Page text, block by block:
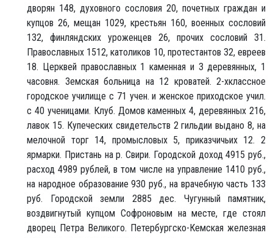
дворян 148, духовного сословия 20, почетных граждан и
купцов 26, мещан 1029, крестьян 160, военных сословий
132, финляндских уроженцев 26, прочих сословий 31.
Православных 1512, католиков 10, протестантов 32, евреев
18. Церквей православных 1 каменная и 3 деревянных, 1
часовня. Земская больница на 12 кроватей. 2-хклассное
городское училище с 71 учен. и женское приходское учил.
с 40 ученицами. Клуб. Домов каменных 4, деревянных 216,
лавок 15. Купеческих свидетельств 2 гильдии выдано 8, на
мелочной торг 14, промысловых 5, приказчичьих 12. 2
ярмарки. Пристань на р. Свири. Городской доход 4915 руб.,
расход 4989 рублей, в том числе на управление 1410 руб.,
на народное образование 930 руб., на врачебную часть 133
руб. Городской земли 2885 дес. Чугунный памятник,
воздвигнутый купцом Софроновым на месте, где стоял
дворец Петра Великого. Петербургско-Кемская железная